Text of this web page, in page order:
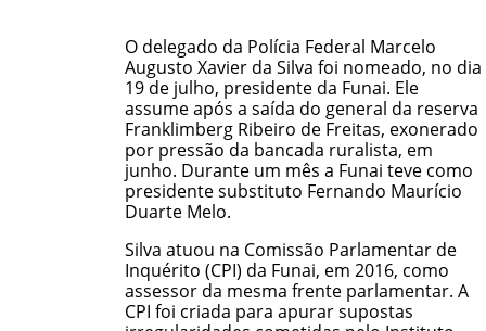
O delegado da Polícia Federal Marcelo
Augusto Xavier da Silva foi nomeado, no dia
19 de julho, presidente da Funai. Ele
assume após a saída do general da reserva
Franklimberg Ribeiro de Freitas, exonerado
por pressão da bancada ruralista, em
junho. Durante um mês a Funai teve como
presidente substituto Fernando Maurício
Duarte Melo.
Silva atuou na Comissão Parlamentar de
Inquérito (CPI) da Funai, em 2016, como
assessor da mesma frente parlamentar. A
CPI foi criada para apurar supostas